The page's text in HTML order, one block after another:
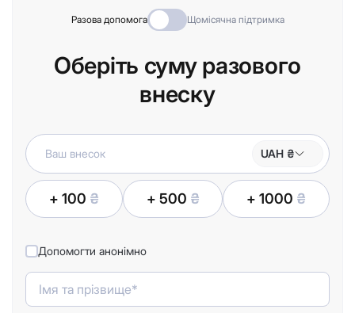
Разова допомога Щомісячна підтримка
Оберіть суму разового
внеску
UAH ₴
+ 100 ₴ + 500 ₴ + 1000 ₴
Допомогти анонімно